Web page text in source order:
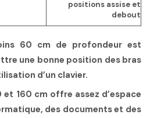
positions assise et
debout
60 cm de profondeur est
une bonne position des bras
d’un clavier.
et 160 cm offre assez d’espace
des documents et des